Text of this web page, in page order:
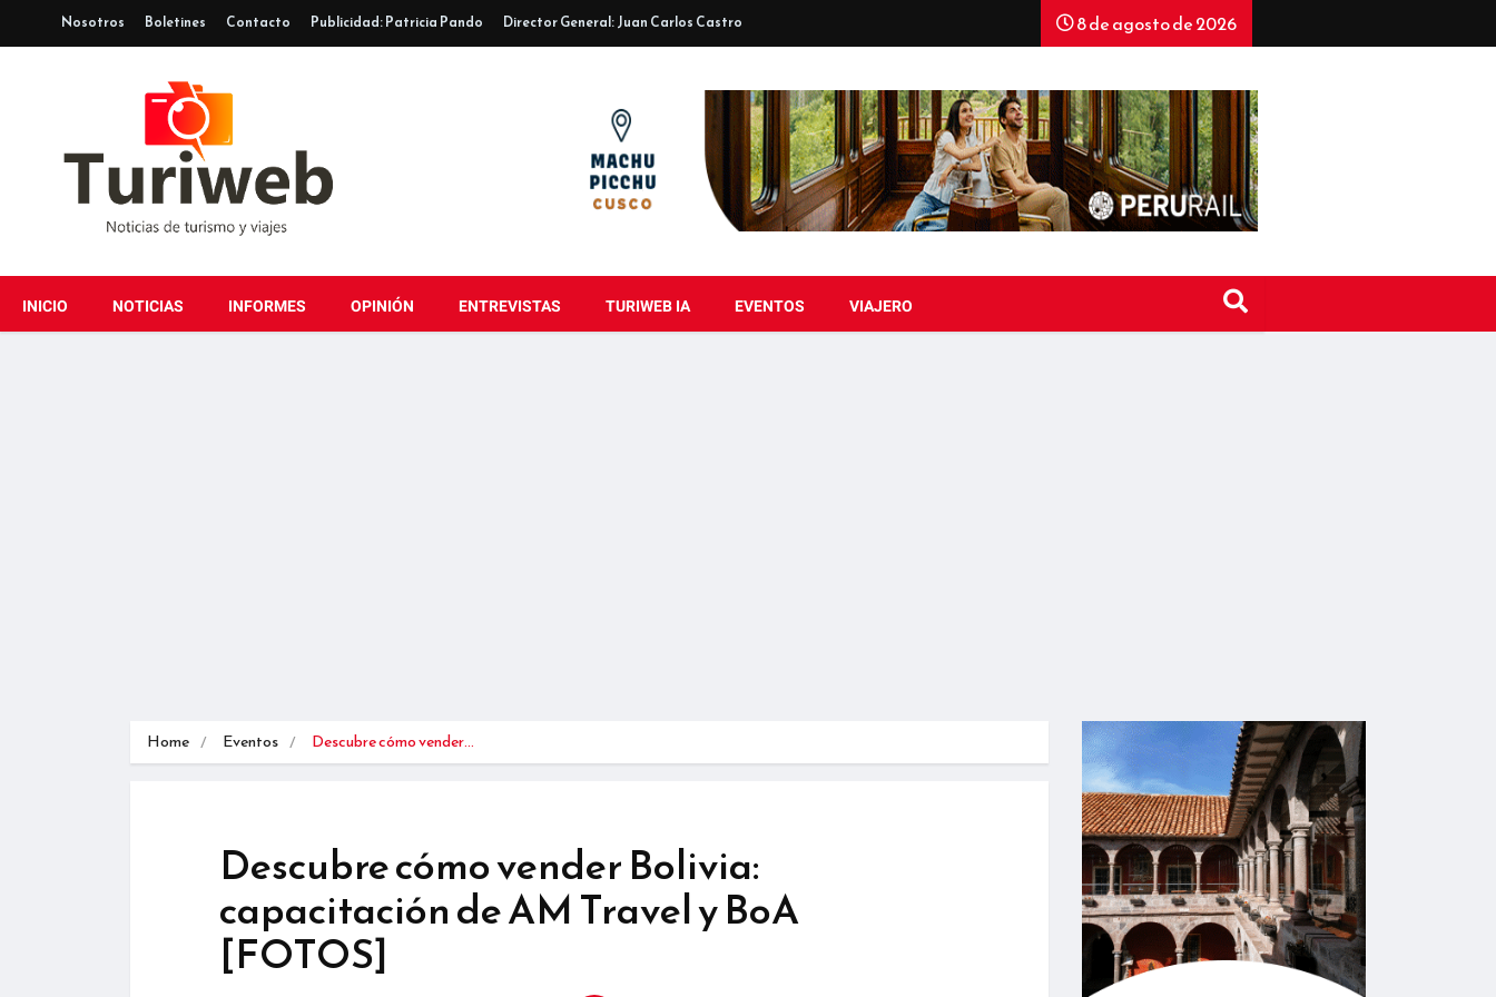
Nosotros Boletines Contacto Publicidad: Patricia Pando Director General: Juan Carlos Castro 8 de agosto de 2026
INICIO NOTICIAS INFORMES OPINIÓN ENTREVISTAS TURIWEB IA EVENTOS VIAJERO
Home Eventos Descubre cómo vender…
Descubre cómo vender Bolivia:
capacitación de AM Travel y BoA
[FOTOS]